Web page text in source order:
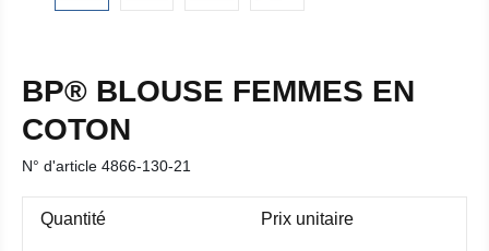
BP® BLOUSE FEMMES EN
COTON
N° d'article 4866-130-21
Quantité Prix unitaire